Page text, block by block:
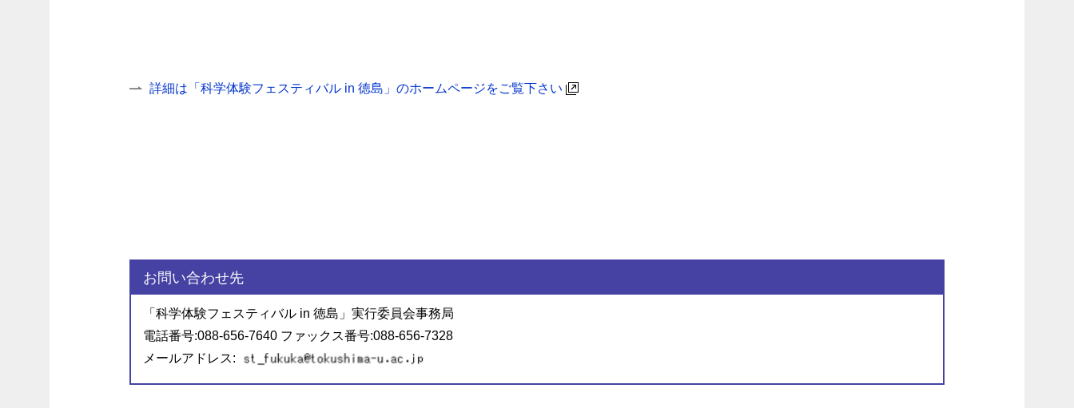
詳細は「科学体験フェスティバル in 徳島」のホームページをご覧下さい
お問い合わせ先
「科学体験フェスティバル in 徳島」実行委員会事務局
電話番号:088-656-7640 ファックス番号:088-656-7328
メールアドレス: